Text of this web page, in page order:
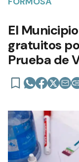
El
gratuitos
Prueba de